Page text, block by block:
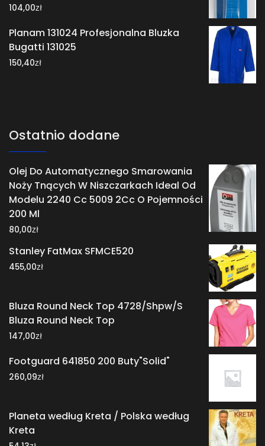
104,00zł
Planam 131024 Profesjonalna Bluzka
Bugatti 131025
150,40zł
Ostatnio dodane
Olej Do Automatycznego Smarowania
Noży Tnących W Niszczarkach Ideal Od
Modelu 2240 Cc 5009 2Cc O Pojemności
200 Ml
80,00zł
Stanley FatMax SFMCE520
455,00zł
Bluza Round Neck Top 4728/Shpw/S
Bluza Round Neck Top
147,00zł
Footguard 641850 200 Buty"Solid"
260,09zł
Planeta według Kreta / Polska według
Kreta